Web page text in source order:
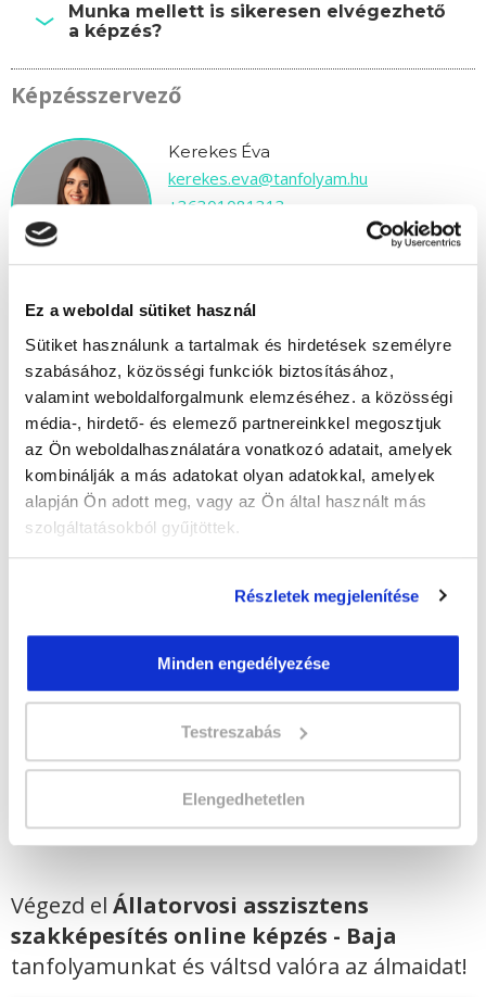
Ez a weboldal sütiket használ
Sütiket használunk a tartalmak és hirdetések személyre
szabásához, közösségi funkciók biztosításához,
valamint weboldalforgalmunk elemzéséhez. a közösségi
média-, hirdető- és elemező partnereinkkel megosztjuk
az Ön weboldalhasználatára vonatkozó adatait, amelyek
kombinálják a más adatokat olyan adatokkal, amelyek
alapján Ön adott meg, vagy az Ön által használt más
szolgáltatásokból gyűjtöttek.
Részletek megjelenítése
Minden engedélyezése
Testreszabás
Elengedhetetlen
Munka mellett is sikeresen elvégezhető
a képzés?
Képzésszervező
Kerekes Éva
kerekes.eva@tanfolyam.hu
+36301081313
" L " csoport
49 nap az indulásig!
Indulás időpontja:
2026-09-25
Képzés ára:359 000 Ft
Vizsgadíj várható összege
A csoport a meghirdetett időpontban
biztosan indul!
Lehet még jelentkezni?
Jelentkezem!
Végezd el Állatorvosi asszisztens
szakképesítés online képzés - Baja
tanfolyamunkat és váltsd valóra az álmaidat!